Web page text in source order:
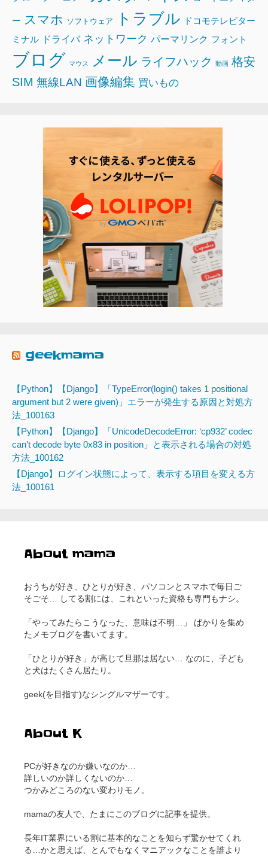
ー スマホ ソフトウェア トラブル
ドコモテレビター
ミナル
ドライバ ネットワーク パーマリンク フォント
ブログ マウス メール ライフハック 動画 格安
SIM 無線LAN 画像編集 買いもの
geekmama
【Python】【Django】「TypeError(login() takes 1 positional
argument but 2 were given)」エラーが発生する原因と対処方
法_100163
【Python】【Django】「UnicodeDecodeError: ‘cp932’ codec
can’t decode byte 0x83 in position」と表示される場合の対処
方法_100162
【Django】ログイン状態によって、表示する項目を変える方
法_100161
About mama
おうちが好き、ひとりが好き、パソコンとスマホで毎日ご
そごそ… してる割には、これといった資格も専門もナシ。
「やってみたらこうなった、意味は不明…」 ばかりを集め
たメモブログを書いてます。
「ひとりが好き」が高じて旦那は居ない… なのに、子ども
と犬はたくさん居たり。
geek(を目指す)なシングルマザーです。
About K
PCが好きなのか嫌いなのか…
詳しいのか詳しくないのか…
つかみどころのない変わりモノ。
mamaの友人で、たまにこのブログに記事を提供。
長年IT業界にいる割に基本的なことを知らず驚かせてくれ
る…かと思えば、とんでもなくマニアックなことを誰より